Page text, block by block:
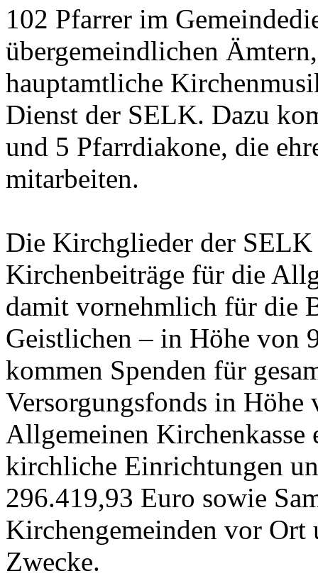
102 Pfarrer im
übergemeindlichen
hauptamtliche
Dienst der SELK. Dazu
und 5 Pfarrdiakone, die
mitarbeiten.
Die Kirchglieder der SELK
Kirchenbeiträge für die
damit vornehmlich für die
Geistlichen – in Höhe von
kommen Spenden für
Versorgungsfonds in
Allgemeinen
kirchliche Einrichtungen
296.419,93 Euro sowie
Kirchengemeinden vor Ort
Zwecke.